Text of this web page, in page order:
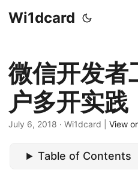
Wi1dcard
微信开发者
户多开实践
July 6, 2018 · Wi1dcard | View
Table of Contents